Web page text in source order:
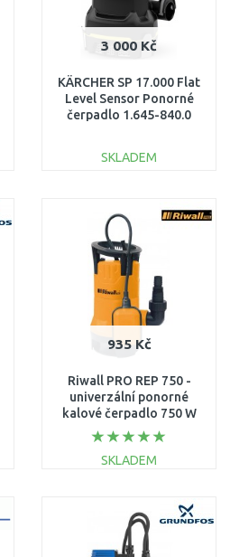
3 000 Kč
KÄRCHER SP 17.000 Flat
Level Sensor Ponorné
čerpadlo 1.645-840.0
SKLADEM
Porovnat
935 Kč
Riwall PRO REP 750 -
univerzální ponorné
kalové čerpadlo 750 W
EP26A2001073B
SKLADEM
Porovnat